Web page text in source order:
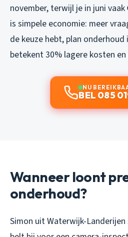
november, terwijl je in juni
is simpele economie: meer
de keuze hebt, plan onderhoud
betekent 30% lagere kosten
NU
BEL 085
Wanneer loont
onderhoud?
Simon uit Waterwijk-